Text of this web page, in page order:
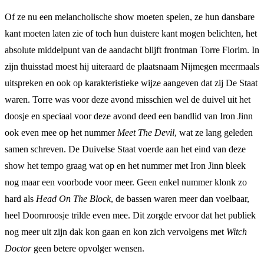
Of ze nu een melancholische show moeten spelen, ze hun dansbare
kant moeten laten zie of toch hun duistere kant mogen belichten, het
absolute middelpunt van de aandacht blijft frontman Torre Florim. In
zijn thuisstad moest hij uiteraard de plaatsnaam Nijmegen meermaals
uitspreken en ook op karakteristieke wijze aangeven dat zij De Staat
waren. Torre was voor deze avond misschien wel de duivel uit het
doosje en speciaal voor deze avond deed een bandlid van Iron Jinn
ook even mee op het nummer Meet The Devil, wat ze lang geleden
samen schreven. De Duivelse Staat voerde aan het eind van deze
show het tempo graag wat op en het nummer met Iron Jinn bleek
nog maar een voorbode voor meer. Geen enkel nummer klonk zo
hard als Head On The Block, de bassen waren meer dan voelbaar,
heel Doornroosje trilde even mee. Dit zorgde ervoor dat het publiek
nog meer uit zijn dak kon gaan en kon zich vervolgens met Witch
Doctorgeen betere opvolger wensen.